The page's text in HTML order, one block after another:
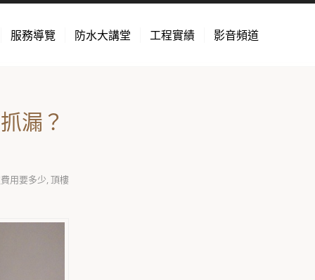
服務導覽 防水大講堂 工程實績 影音頻道
漏？
用要多少,頂樓